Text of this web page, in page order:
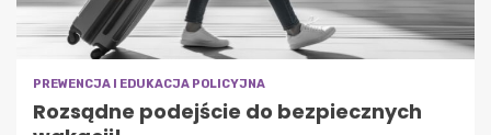
PREWENCJA I EDUKACJA POLICYJNA
Rozsądne podejście do bezpiecznych